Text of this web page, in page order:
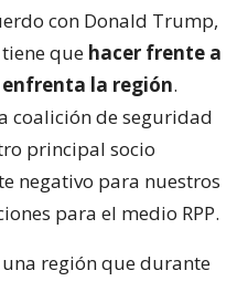
con Donald Trump,
que hacer frente a
la región.
coalición de seguridad
principal socio
negativo para nuestros
para el medio RPP.
región que durante